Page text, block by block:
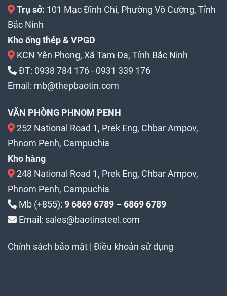
Trụ sở: 101 Mạc Đĩnh Chi, Phường Võ Cường, Tỉnh
Bắc Ninh
Kho ống thép & VPGD
KCN Yên Phong, Xã Tam Đa, Tỉnh Bắc Ninh
ĐT: 0938 784 176- 0931 339 176
Email: mb@thepbaotin.com
VĂN PHÒNG PHNOM PENH
252 National Road 1, Prek Eng, Chbar Ampov,
Phnom Penh, Campuchia
Kho hàng
248 National Road 1, Prek Eng, Chbar Ampov,
Phnom Penh, Campuchia
Mb (+855): 9 6869 6789 – 6869 6789
Email: sales@baotinsteel.com
Chính sách bảo mật | Điều khoản sử dụng